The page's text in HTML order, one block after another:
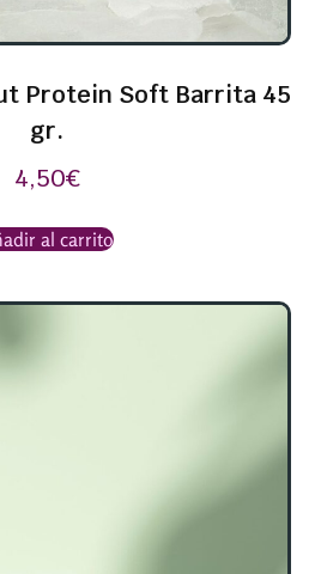
Protein Soft Barrita 45
gr.
4,50€
al carrito